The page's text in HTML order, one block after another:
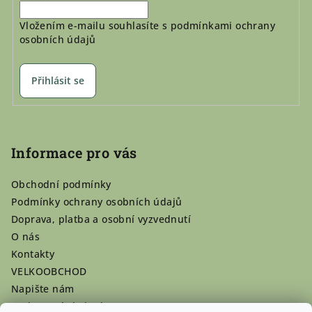
Vložením e-mailu souhlasíte s podmínkami ochrany
osobních údajů
Přihlásit se
Informace pro vás
Obchodní podmínky
Podmínky ochrany osobních údajů
Doprava, platba a osobní vyzvednutí
O nás
Kontakty
VELKOOBCHOD
Napište nám
Hodnocení obchodu